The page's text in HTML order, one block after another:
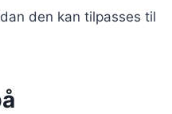
den kan tilpasses til